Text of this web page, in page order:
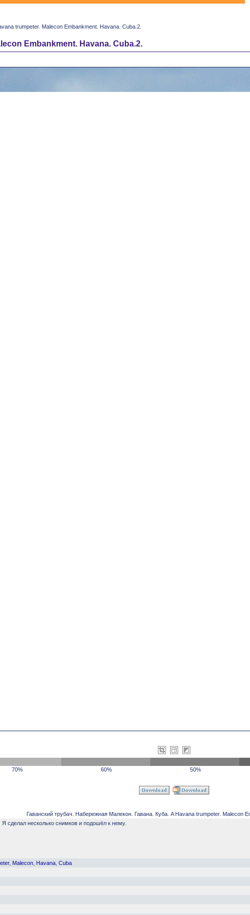
trumpeter. Malecon Embankment. Havana. Cuba.2.
Embankment. Havana. Cuba.2.
70% 60% 50%
Гаванский трубач. Набережная Малекон. Гавана. Куба. A Havana trumpeter. Malecon
сделал несколько снимков и подошёл к нему.
, Malecon Havana Cuba